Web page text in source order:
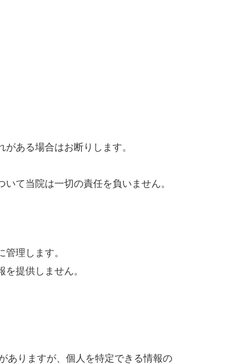
ある場合はお断りします。
て当院は一切の責任を負いません。
理します。
提供しません。
ありますが、個人を特定できる情報の